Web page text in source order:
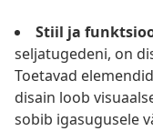
Stiil ja
seljatugedeni, on
Toetavad
disain loob
sobib igasugusele